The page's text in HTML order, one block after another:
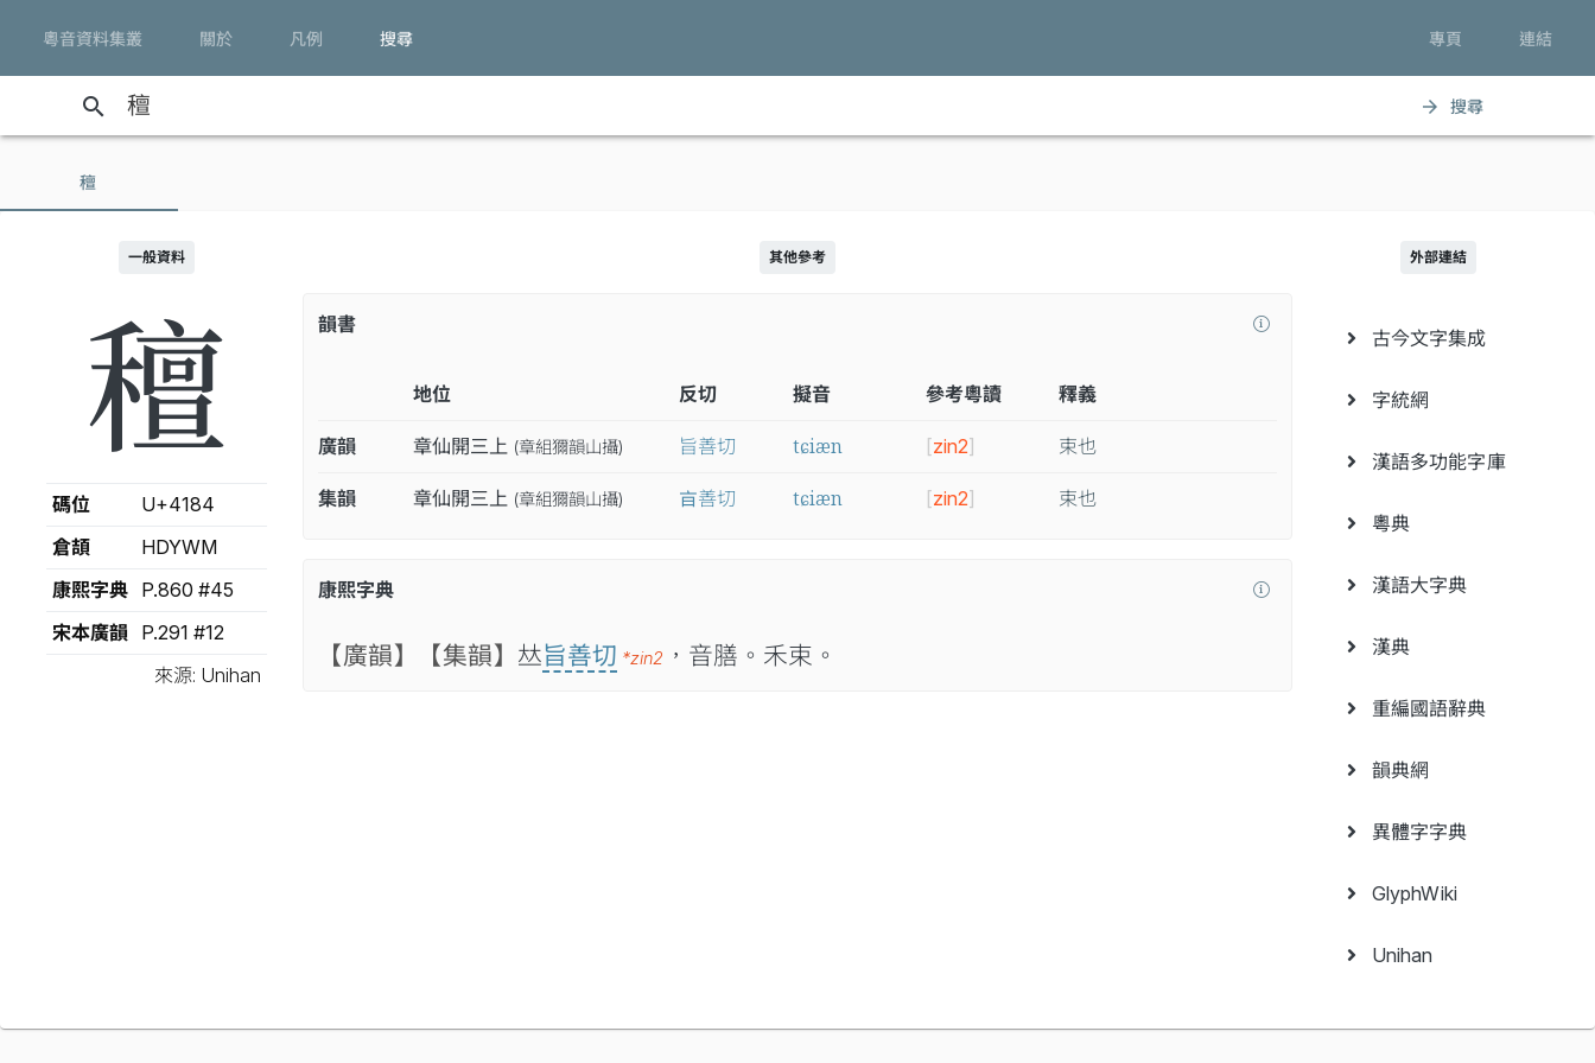
粵音資料集叢 關於 凡例 搜尋 專頁 連結
search arrow_forward 搜尋
䆄
一般資料
䆄
碼位
U+4184
倉頡
HDYWM
康熙字典
P.860 #45
宋本廣韻
P.291 #12
來源: Unihan
其他參考
韻書
地位 反切 擬音 參考粵讀 釋義
廣韻 章仙開三上 (章組獮韻山攝) 旨善切 tɕiæn [zin2] 束也
集韻 章仙開三上 (章組獮韻山攝) 𣅀善切 tɕiæn [zin2] 束也
康熙字典
【廣韻】 【集韻】 𠀤旨善切 *zin2 ，音膳。禾束。
外部連結
古今文字集成
字統網
漢語多功能字庫
粵典
漢語大字典
漢典
重編國語辭典
韻典網
異體字字典
GlyphWiki
Unihan